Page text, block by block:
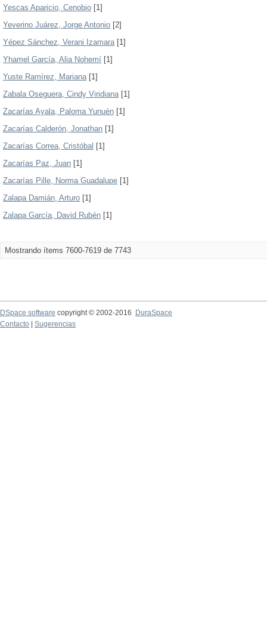
Yescas Aparicio, Cenobio [1]
Yeverino Juárez, Jorge Antonio [2]
Yépez Sánchez, Verani Izamara[1]
Yhamel García, Alia Nohemí [1]
Yuste Ramírez, Mariana[1]
Zabala Oseguera, Cindy Viridiana[1]
Zacarías Ayala, Paloma Yunuén [1]
Zacarías Calderón, Jonathan [1]
Zacarías Correa, Cristóbal [1]
Zacarías Paz, Juan [1]
Zacarías Pille, Norma Guadalupe [1]
Zalapa Damián, Arturo [1]
Zalapa García, David Rubén [1]
Mostrando ítems 7600-7619 de 7743
DSpace software copyright © 2002-2016
DuraSpace
Contacto
Sugerencias